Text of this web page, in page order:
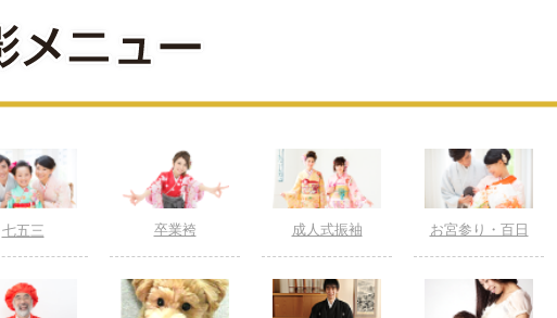
七五三 卒業袴 成人式振袖 お宮参り・百日